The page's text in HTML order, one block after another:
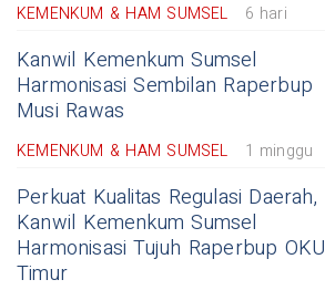
KEMENKUM & HAM SUMSEL 6 hari
Kanwil Kemenkum Sumsel
Harmonisasi Sembilan Raperbup
Musi Rawas
KEMENKUM & HAM SUMSEL 1 minggu
Perkuat Kualitas Regulasi Daerah,
Kanwil Kemenkum Sumsel
Harmonisasi Tujuh Raperbup OKU
Timur